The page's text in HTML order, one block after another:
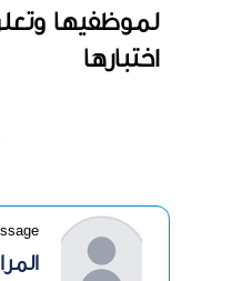
لموظفيها
اختبارها